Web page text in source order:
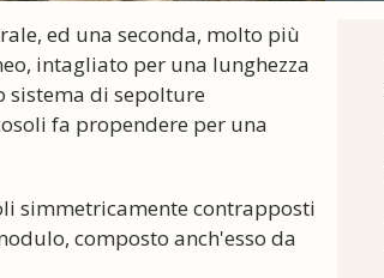
ed una seconda, molto più
intagliato per una lunghezza
sistema di sepolture
fa propendere per una
simmetricamente contrapposti
composto anch'esso da